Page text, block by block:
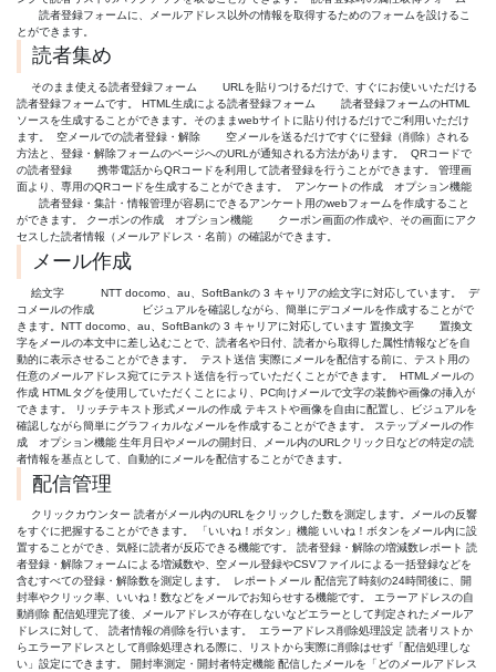
読者登録フォームに、メールアドレス以外の情報を取得するためのフォームを設けるこ
とができます。
読者集め
そのまま使える読者登録フォーム URLを貼りつけるだけで、すぐにお使いいただける
読者登録フォームです。 HTML生成による読者登録フォーム 読者登録フォームのHTML
ソースを生成することができます。そのままwebサイトに貼り付けるだけでご利用いただけ
ます。
空メールでの読者登録・解除 空メールを送るだけですぐに登録（削除）される
方法と、登録・解除フォームのページへのURLが通知される方法があります。
QRコードで
の読者登録 携帯電話からQRコードを利用して読者登録を行うことができます。 管理画
面より、専用のQRコードを生成することができます。
アンケートの作成 オプション機能
読者登録・集計・情報管理が容易にできるアンケート用のwebフォームを作成すること
ができます。 クーポンの作成 オプション機能 クーポン画面の作成や、その画面にアク
セスした読者情報（メールアドレス・名前）の確認ができます。
メール作成
絵文字 NTT docomo、au、SoftBankの 3 キャリアの絵文字に対応しています。
デ
コメールの作成 ビジュアルを確認しながら、簡単にデコメールを作成することがで
きます。NTT docomo、au、SoftBankの 3 キャリアに対応しています 置換文字 置換文
字をメールの本文中に差し込むことで、読者名や日付、読者から取得した属性情報などを自
動的に表示させることができます。
テスト送信 実際にメールを配信する前に、テスト用の
任意のメールアドレス宛てにテスト送信を行っていただくことができます。
HTMLメールの
作成 HTMLタグを使用していただくことにより、PC向けメールで文字の装飾や画像の挿入が
できます。 リッチテキスト形式メールの作成 テキストや画像を自由に配置し、ビジュアルを
確認しながら簡単にグラフィカルなメールを作成することができます。 ステップメールの作
成 オプション機能 生年月日やメールの開封日、メール内のURLクリック日などの特定の読
者情報を基点として、自動的にメールを配信することができます。
配信管理
クリックカウンター 読者がメール内のURLをクリックした数を測定します。メールの反響
をすぐに把握することができます。 「いいね！ボタン」機能 いいね！ボタンをメール内に設
置することができ、気軽に読者が反応できる機能です。 読者登録・解除の増減数レポート 読
者登録・解除フォームによる増減数や、空メール登録やCSVファイルによる一括登録などを
含むすべての登録・解除数を測定します。
レポートメール 配信完了時刻の24時間後に、開
封率やクリック率、いいね！数などをメールでお知らせする機能です。 エラーアドレスの自
動削除 配信処理完了後、メールアドレスが存在しないなどエラーとして判定されたメールア
ドレスに対して、 読者情報の削除を行います。
エラーアドレス削除処理設定 読者リストか
らエラーアドレスとして削除処理される際に、リストから実際に削除はせず「配信処理しな
い」設定にできます。 開封率測定・開封者特定機能 配信したメールを「どのメールアドレス